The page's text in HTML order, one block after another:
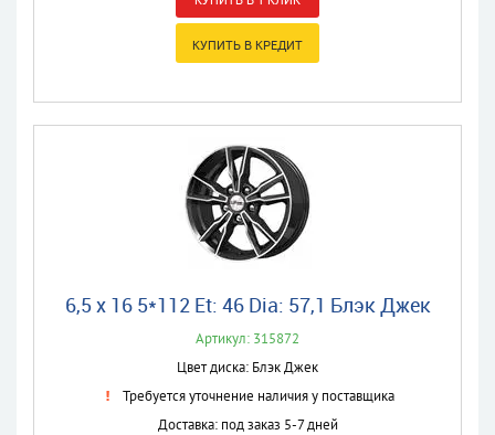
6,5 x 16 5*112 Et: 46 Dia: 57,1 Блэк Джек
Артикул: 315872
Цвет диска: Блэк Джек
Требуется уточнение наличия у поставщика
Доставка: под заказ 5-7 дней